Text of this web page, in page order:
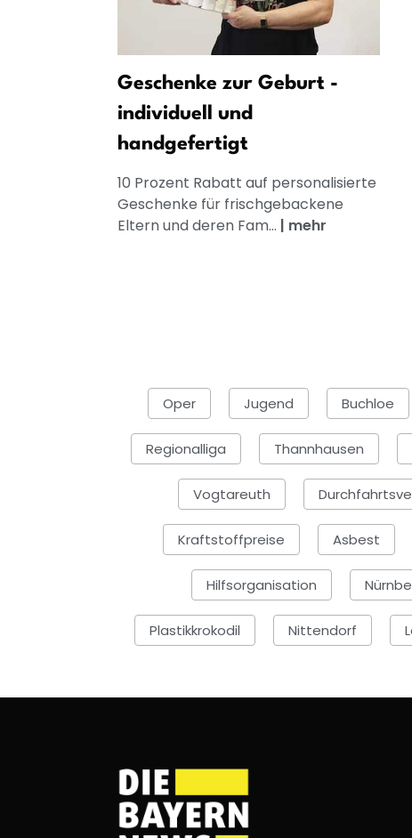
Geschenke zur Geburt -
individuell und
handgefertigt
10 Prozent Rabatt auf personalisierte
Geschenke für frischgebackene
Eltern und deren Fam... | mehr
Oper Jugend Buchloe
Regionalliga Thannhausen
Vogtareuth
Kraftstoffpreise Asbest
Hilfsorganisation
Plastikkrokodil Nittendorf